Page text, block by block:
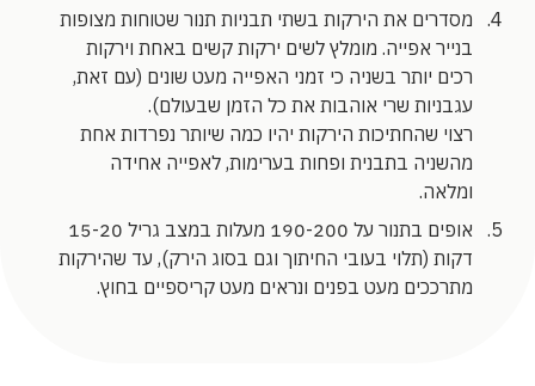
מסדרים את הירקות בשתי תבניות תנור שטוחות מצופות
בנייר אפייה. מומלץ לשים ירקות קשים באחת וירקות
רכים יותר בשניה כי זמני האפייה מעט שונים (עם זאת,
עגבניות שרי אוהבות את כל הזמן שבעולם).
רצוי שהחתיכות הירקות יהיו כמה שיותר נפרדות אחת
מהשניה בתבנית ופחות בערימות, לאפייה אחידה
ומלאה.
אופים בתנור על 190-200 מעלות במצב גריל 15-20
דקות (תלוי בעובי החיתוך וגם בסוג הירק), עד שהירקות
מתרככים מעט בפנים ונראים מעט קריספיים בחוץ.